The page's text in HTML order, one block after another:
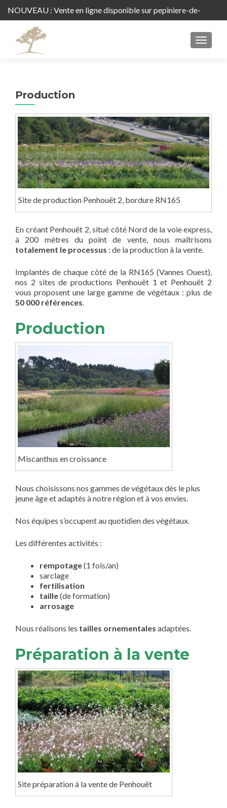
NOUVEAU : Vente en ligne disponible surpepiniere-de-
penhouet.com
MENU
Production
Site de production Penhouët 2, bordure RN165
En créant Penhouët 2, situé côté Nord de la voie express,
à 200 mètres du point de vente, nous maîtrisons
totalement le processus : de la production à la vente.
Implantés de chaque côté de la RN165 (Vannes Ouest),
nos 2 sites de productions Penhouët 1 et Penhouët 2
vous proposent une large gamme de végétaux : plus de
50 000 références.
Production
Miscanthus en croissance
Nous choisissons nos gammes de végétaux dès le plus
jeune âge et adaptés à notre région et à vos envies.
Nos équipes s’occupent au quotidien des végétaux.
Les différentes activités :
rempotage(1 fois/an)
sarclage
fertilisation
taille(de formation)
arrosage
Nous réalisons les tailles ornementales adaptées.
Préparation à la vente
Site préparation à la vente de Penhouët